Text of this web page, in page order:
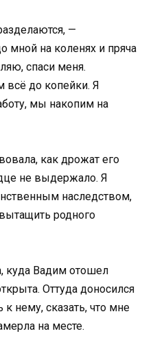
—
мной на коленях и пряча
спаси меня.
до копейки. Я
мы накопим на
как дрожат его
не выдержало. Я
наследством,
родного
куда Вадим отошел
Оттуда доносился
к нему, сказать, что мне
на месте.